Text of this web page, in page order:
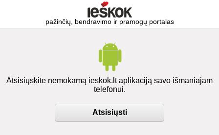
pažinčių, bendravimo ir pramogų portalas
Atsisiųskite nemokamą ieskok.lt aplikaciją savo išmaniajam
telefonui.
Atsisiųsti